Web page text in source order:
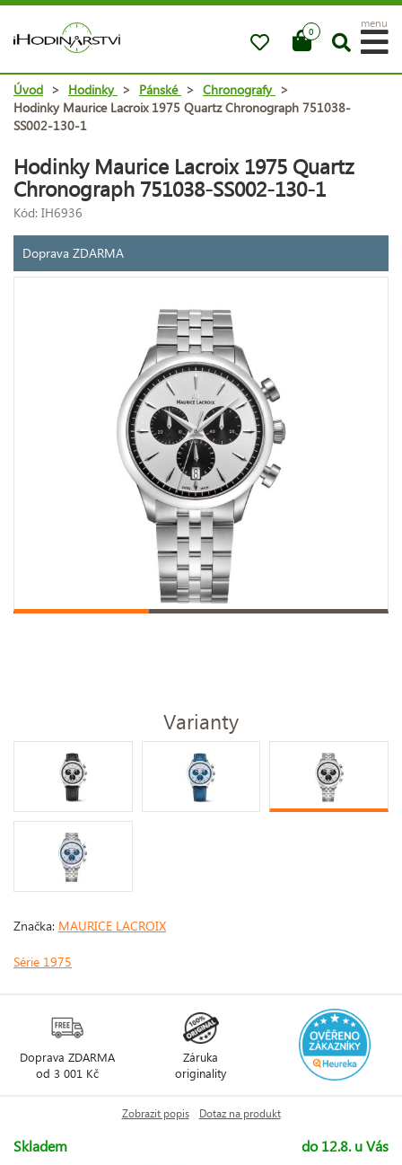
0
menu
Úvod > Hodinky > Pánské > Chronografy >
Hodinky Maurice Lacroix 1975 Quartz Chronograph 751038-
SS002-130-1
Hodinky Maurice Lacroix 1975 Quartz
Chronograph 751038-SS002-130-1
Kód: IH6936
Doprava ZDARMA
Varianty
Značka: MAURICE LACROIX
Série 1975
Doprava ZDARMA
od 3 001 Kč
Záruka
originality
Zobrazit popis Dotaz na produkt
Skladem
do 12.8. u Vás